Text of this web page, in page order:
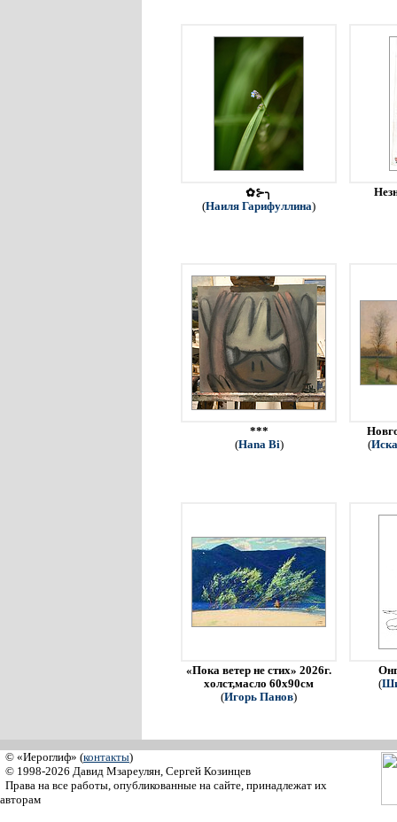
✿⊱╮
(Наиля Гарифуллина)
***
(Hana Bi)
(
«Пока ветер не стих» 2026г.
холст,масло 60х90см
(Игорь Панов)
(
© «Иероглиф» (контакты)
© 1998-2026 Давид Мзареулян, Сергей Козинцев
Права на все работы, опубликованные на сайте, принадлежат их
авторам